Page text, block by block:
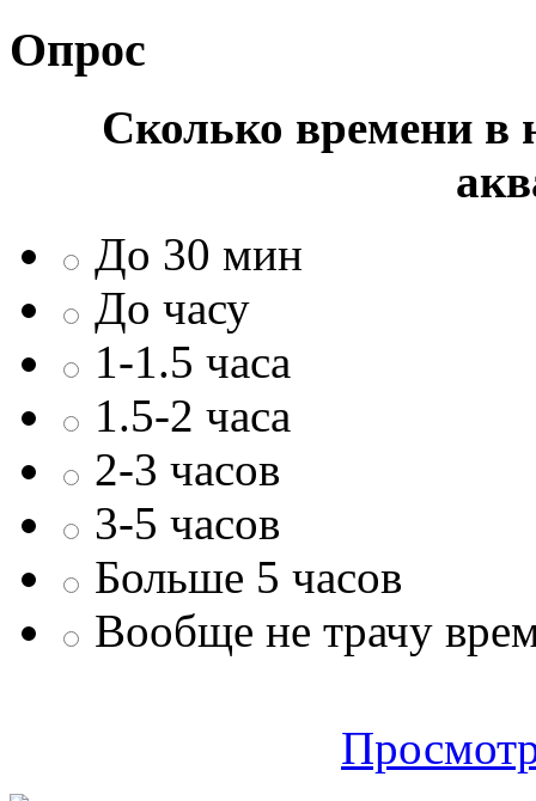
Опрос
Сколько времени в
До 30 мин
До часу
1-1.5 часа
1.5-2 часа
2-3 часов
3-5 часов
Больше 5 часов
Вообще не трачу